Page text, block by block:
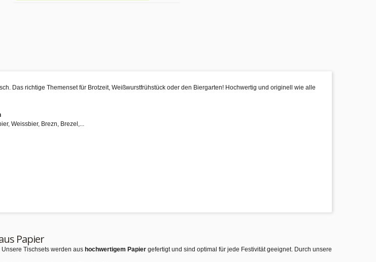
Das richtige Themenset für Brotzeit, Weißwurstfrühstück oder den Biergarten! Hochwertig und originell wie alle
Weissbier, Brezn, Brezel,...
Papier
Tischsets werden aus hochwertigem Papier gefertigt und sind optimal für jede Festivität geeignet. Durch unsere